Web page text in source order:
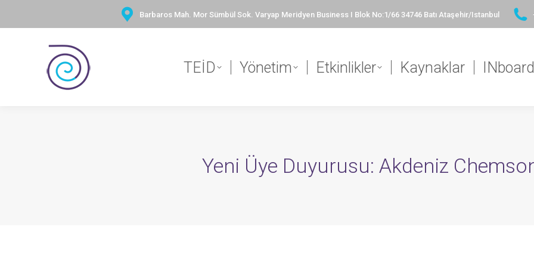
Barbaros Mah. Mor Sümbül Sok. Varyap Meridyen Business I Blok No:1/66 34746 Batı Ataşehir/Istanbul
TEİD Yönetim Etkinlikler Kaynaklar INboard
Yeni Üye Duyurusu: Akdeniz